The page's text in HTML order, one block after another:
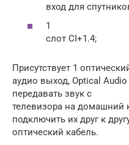
вход для
1
слот CI+1.4;
Присутствует 1
аудио выход, Optical
передавать звук с
телевизора на домашний
подключить их друг к
оптический кабель.